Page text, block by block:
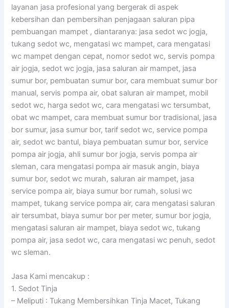
layanan jasa profesional yang bergerak di aspek
kebersihan dan pembersihan penjagaan saluran pipa
pembuangan mampet , diantaranya: jasa sedot wc jogja,
tukang sedot wc, mengatasi wc mampet, cara mengatasi
wc mampet dengan cepat, nomor sedot wc, servis pompa
air jogja, sedot wc jogja, jasa saluran air mampet, jasa
sumur bor, pembuatan sumur bor, cara membuat sumur bor
manual, servis pompa air, obat saluran air mampet, mobil
sedot wc, harga sedot wc, cara mengatasi wc tersumbat,
obat wc mampet, cara membuat sumur bor tradisional, jasa
bor sumur, jasa sumur bor, tarif sedot wc, service pompa
air, sedot wc bantul, biaya pembuatan sumur bor, service
pompa air jogja, ahli sumur bor jogja, servis pompa air
sleman, cara mengatasi pompa air masuk angin, biaya
sumur bor, sedot wc murah, saluran air mampet, jasa
service pompa air, biaya sumur bor rumah, solusi wc
mampet, tukang service pompa air, cara mengatasi saluran
air tersumbat, biaya sumur bor per meter, sumur bor jogja,
mengatasi saluran air mampet, biaya sedot wc, tukang
pompa air, jasa sedot wc, cara mengatasi wc penuh, sedot
wc sleman.
Jasa Kami mencakup :
1. Sedot Tinja
– Meliputi : Tukang Membersihkan Tinja Macet, Tukang